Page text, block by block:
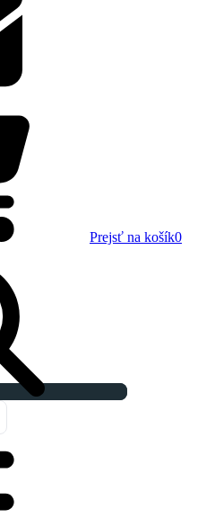
Prejsť na košík0